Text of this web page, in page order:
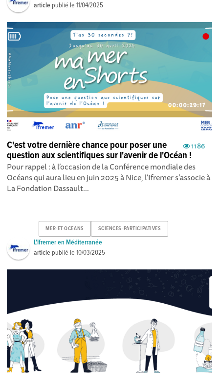
article publié le11/04/2025
1186
C'est votre dernière chance pour poser une
question aux scientifiques sur l'avenir de l'Océan !
Pour rappel : à l’occasion de la Conférence mondiale des
Océans qui aura lieu en juin 2025 à Nice, l’Ifremer s’associe à
La Fondation Dassault...
MER-ET-OCEANS SCIENCES-PARTICIPATIVES
L'Ifremer en Méditerranée
article publié le10/03/2025